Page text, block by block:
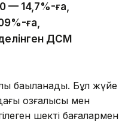
— 14,7%-ға,
ға,
ДСМ
бақыланады. Бұл жүйе
қозғалысы мен
шекті бағалармен